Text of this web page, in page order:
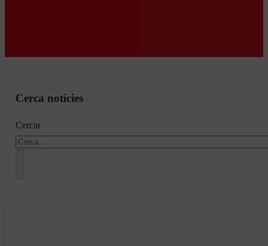
Cerca notícies
Cercar